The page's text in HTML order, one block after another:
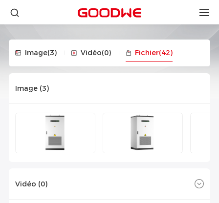
Image(3) Vidéo(0) Fichier(42)
Image (3)
Vidéo (0)